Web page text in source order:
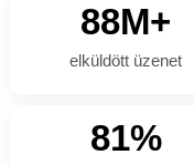
88M+
elküldött üzenet
81%